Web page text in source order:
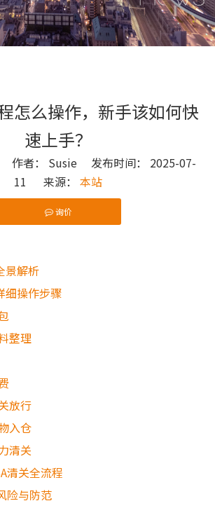
怎么操作，新手该如何快
速上手？
作者： Susie 发布时间： 2025-07-
11 来源： 本站
询价
景解析
细操作步骤
整理
放行
入仓
清关
清关全流程
险与防范